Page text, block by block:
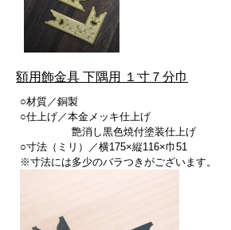
額用飾金具 下隅用 １寸７分巾
○材質／銅製
○仕上げ／本金メッキ仕上げ
艶消し黒色焼付塗装仕上げ
○寸法（ミリ）／横175×縦116×巾51
※寸法には多少のバラつきがございます。